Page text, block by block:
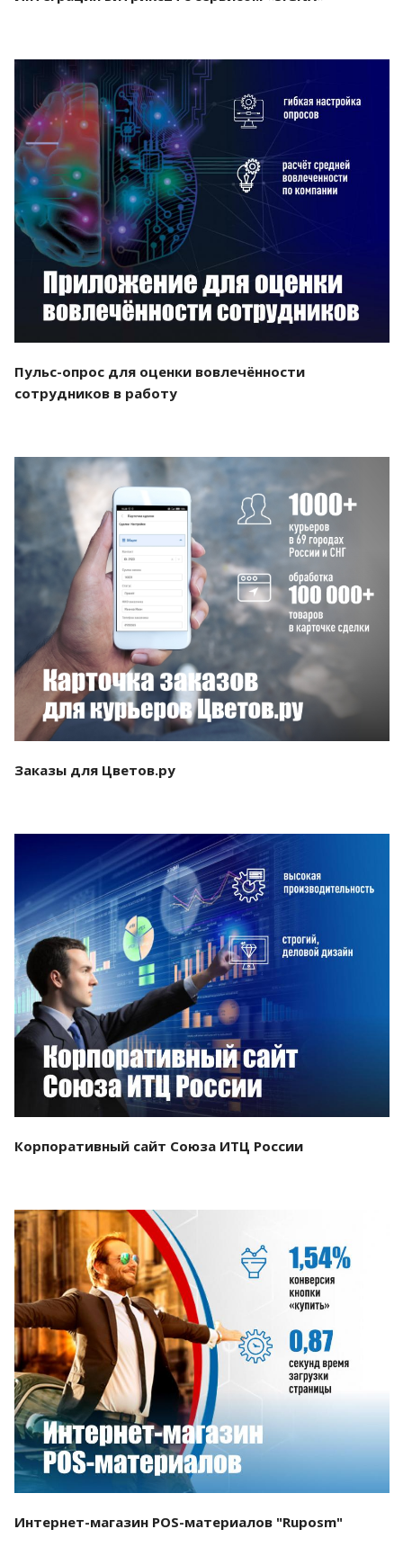
Смотреть проект
Пульс-опрос для оценки вовлечённости
сотрудников в работу
Смотреть проект
Заказы для Цветов.ру
Смотреть проект
Корпоративный сайт Союза ИТЦ России
Смотреть проект
Интернет-магазин POS-материалов "Ruposm"